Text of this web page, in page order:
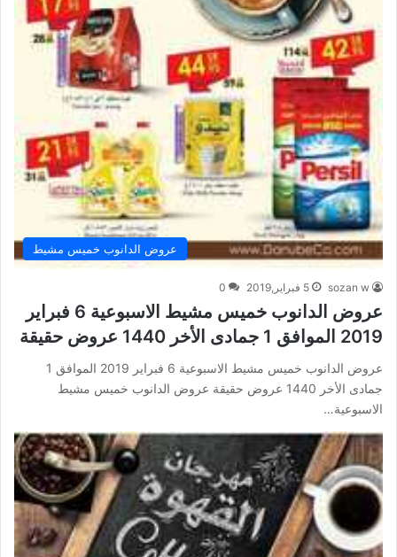
عروض الدانوب خميس مشيط
sozan w 5 فبراير,2019 0
عروض الدانوب خميس مشيط الاسبوعية 6 فبراير
2019 الموافق 1 جمادى الأخر 1440 عروض حقيقة
عروض الدانوب خميس مشيط الاسبوعية 6 فبراير 2019 الموافق 1
جمادى الأخر 1440 عروض حقيقة عروض الدانوب خميس مشيط
الاسبوعية…